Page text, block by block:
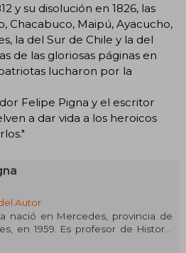
y su disolución en 1826, las
Chacabuco, Maipú, Ayacucho,
la del Sur de Chile y la del
de las gloriosas páginas en
lucharon por la
Felipe Pigna y el escritor
a dar vida a los heroicos
Autor
nació en Mercedes, provincia de
en 1959. Es profesor de Historia
Instituto Nacional del Profesorado